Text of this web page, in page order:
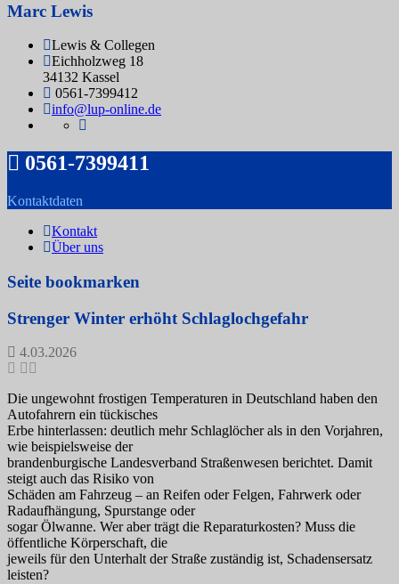
Marc Lewis
Lewis & Collegen
Eichholzweg 18
34132 Kassel
0561-7399412
info@lup-online.de
0561-7399411
Kontaktdaten
Kontakt
Über uns
Seite bookmarken
Strenger Winter erhöht Schlaglochgefahr
4.03.2026
Die ungewohnt frostigen Temperaturen in Deutschland haben den
Autofahrern ein tückisches
Erbe hinterlassen: deutlich mehr Schlaglöcher als in den Vorjahren,
wie beispielsweise der
brandenburgische Landesverband Straßenwesen berichtet. Damit
steigt auch das Risiko von
Schäden am Fahrzeug – an Reifen oder Felgen, Fahrwerk oder
Radaufhängung, Spurstange oder
sogar Ölwanne. Wer aber trägt die Reparaturkosten? Muss die
öffentliche Körperschaft, die
jeweils für den Unterhalt der Straße zuständig ist, Schadensersatz
leisten?